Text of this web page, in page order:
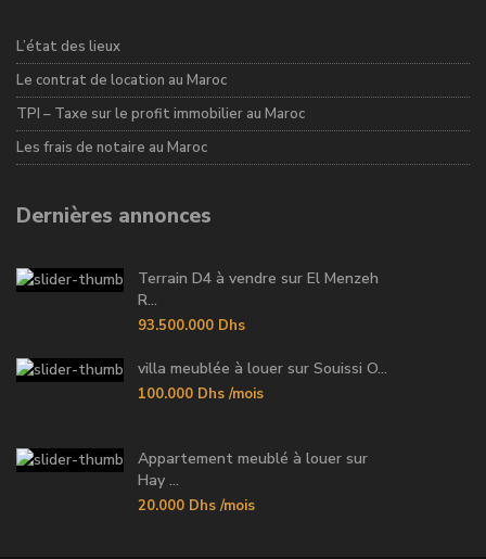
L’état des lieux
Le contrat de location au Maroc
TPI – Taxe sur le profit immobilier au Maroc
Les frais de notaire au Maroc
Dernières annonces
Terrain D4 à vendre sur El Menzeh
R...
93.500.000 Dhs
villa meublée à louer sur Souissi O...
100.000 Dhs /mois
Appartement meublé à louer sur
Hay ...
20.000 Dhs /mois